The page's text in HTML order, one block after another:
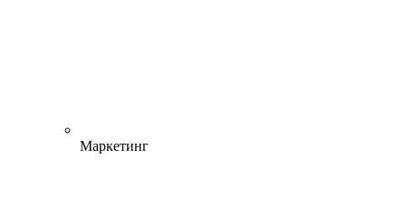
Маркетинг